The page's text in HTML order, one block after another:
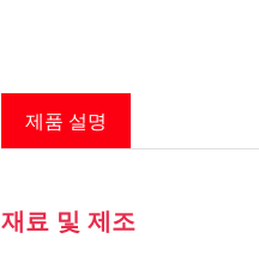
제품 설명
재료 및 제조